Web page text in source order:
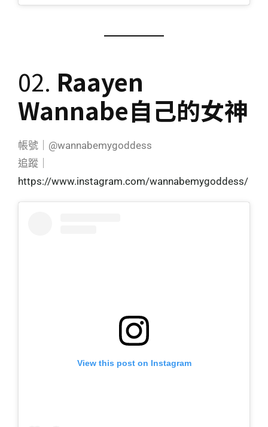
02. Raayen
Wannabe自己的女神
帳號｜@wannabemygoddess
追蹤｜
https://www.instagram.com/wannabemygoddess/
View this post on Instagram